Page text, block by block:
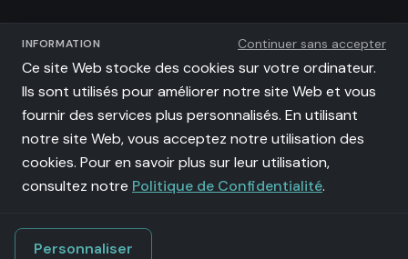
INFORMATION Continuer sans accepter
Ce site Web stocke des cookies sur votre ordinateur.
Ils sont utilisés pour améliorer notre site Web et vous
fournir des services plus personnalisés. En utilisant
notre site Web, vous acceptez notre utilisation des
cookies. Pour en savoir plus sur leur utilisation,
consultez notre Politique de Confidentialité.
Personnaliser